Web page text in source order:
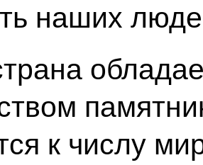
наших
к числу